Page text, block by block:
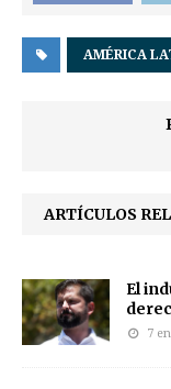
AMÉRICA
ARTÍCULOS
El
7